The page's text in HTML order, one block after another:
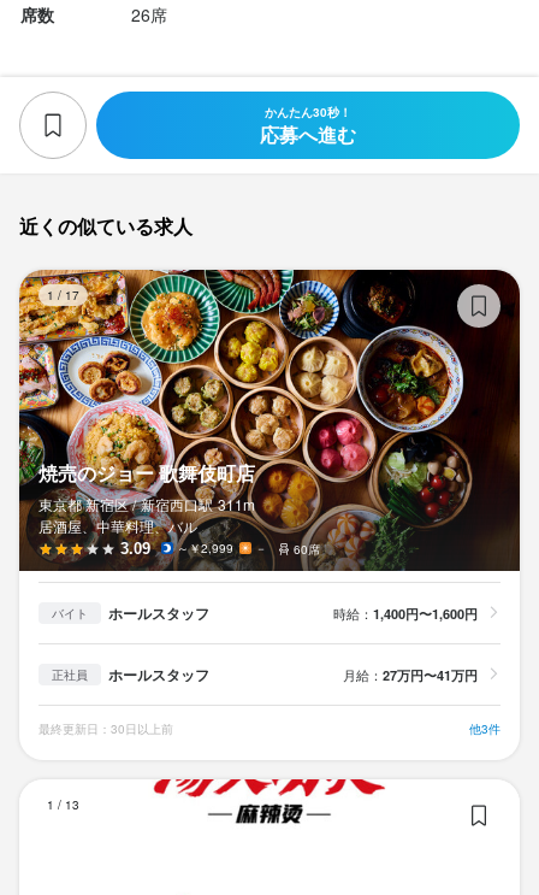
席数 26席
かんたん30秒！
応募へ進む
近くの似ている求人
1 / 17
焼売のジョー 歌舞伎町店
東京都 新宿区 / 新宿西口駅 311m
居酒屋、中華料理、バル
3.09 ～￥2,999 － 60席
バイト ホールスタッフ 時給： 1,400円〜1,600円
正社員 ホールスタッフ 月給： 27万円〜41万円
最終更新日：30日以上前 他3件
1 / 13